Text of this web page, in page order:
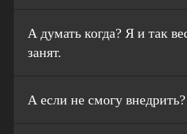
А думать когда? Я и так
занят.
А если не смогу внедрить?